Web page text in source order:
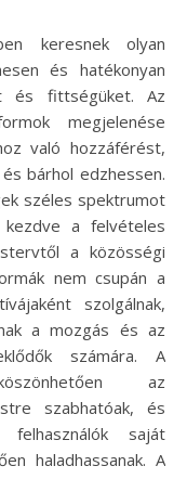
és hatékonyan
és fittségüket. Az
megjelenése
való hozzáférést,
bárhol edzhessen.
széles spektrumot
a felvételes
a közösségi
nem csupán a
szolgálnak,
a mozgás és az
számára. A
az
szabhatóak, és
saját
haladhassanak. A